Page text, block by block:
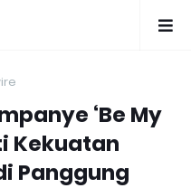
‘Be My
Kekuatan
Panggung